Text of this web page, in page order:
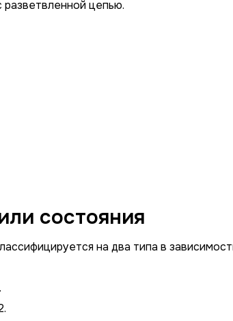
цепью.
состояния
на два типа в
.
.